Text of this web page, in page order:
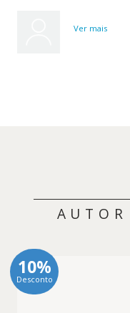
Ver mais
AUTOR
10%
Desconto